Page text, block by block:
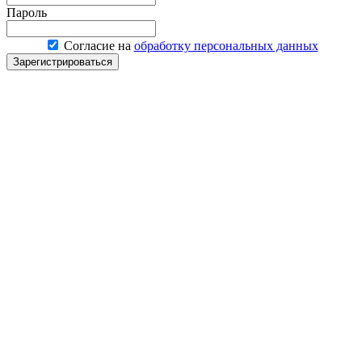
Пароль
Согласие на обработку персональных данных
Зарегистрироваться